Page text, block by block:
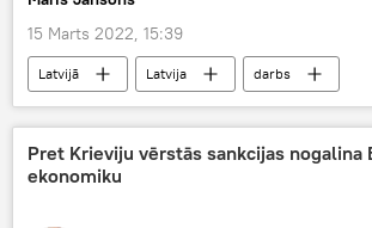
15 Marts 2022, 15:39
Latvijā Latvija
darbs
darba tirgus
valoda
krievu
latviešu valoda
migranti
Pret Krieviju vērstās sankcijas nogalina
ekonomiku